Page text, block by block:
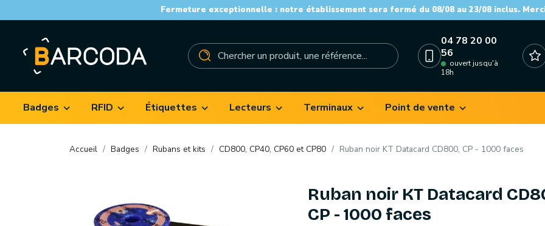
Fermeture exceptionnelle : notre établissement sera fermé du 08/08 au 23/08 inclus.
04 78 20 00
56
ouvert jusqu'à
18h
Badges RFID Étiquettes Lecteurs Terminaux Point de vente
Accueil Badges Rubans et kits CD800, CP40, CP60 et CP80 Ruban noir KT Datacard CD800, CP - 1000 faces
Ruban noir KT Datacard
CP - 1000 faces